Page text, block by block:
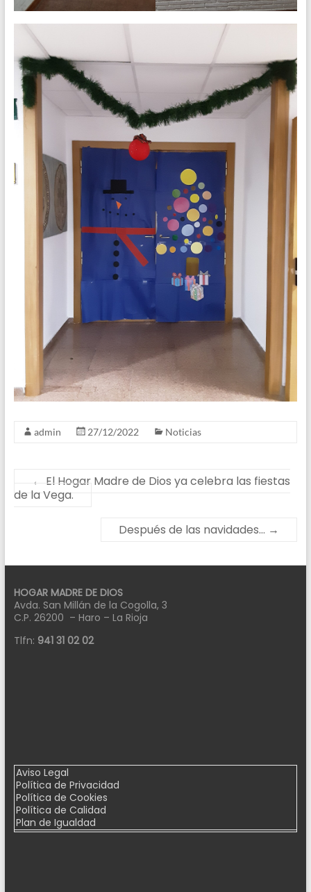
admin 27/12/2022 Noticias
←
El Hogar Madre de Dios ya celebra las fiestas
de la Vega.
Después de las navidades… →
HOGAR MADRE DE DIOS
Avda. San Millán de la Cogolla, 3
C.P. 26200 – Haro – La Rioja
Tlfn: 941 31 02 02
Aviso Legal
Política de Privacidad
Política de Cookies
Política de Calidad
Plan de Igualdad